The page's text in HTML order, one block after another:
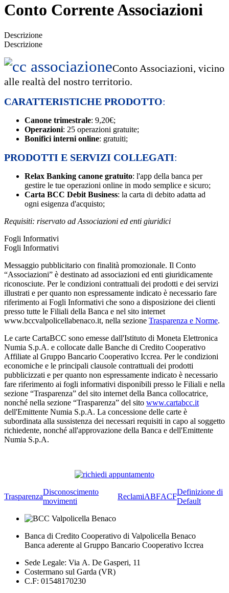
Conto Corrente Associazioni
Descrizione
Descrizione
Conto Associazioni, vicino
alle realtà del nostro territorio.
CARATTERISTICHE PRODOTTO:
Canone trimestrale: 9,20€;
Operazioni: 25 operazioni gratuite;
Bonifici interni online: gratuiti;
PRODOTTI E SERVIZI COLLEGATI:
Relax Banking canone gratuito: l'app della banca per
gestire le tue operazioni online in modo semplice e sicuro;
Carta BCC Debit Business: la carta di debito adatta ad
ogni esigenza d'acquisto;
Requisiti: riservato ad Associazioni ed enti giuridici
Fogli Informativi
Fogli Informativi
Messaggio pubblicitario con finalità promozionale. Il Conto
“Associazioni” è destinato ad associazioni ed enti giuridicamente
riconosciute. Per le condizioni contrattuali dei prodotti e dei servizi
illustrati e per quanto non espressamente indicato è necessario fare
riferimento ai Fogli Informativi che sono a disposizione dei clienti
presso tutte le Filiali della Banca e nel sito internet
www.bccvalpolicellabenaco.it, nella sezione Trasparenza e Norme.
Le carte CartaBCC sono emesse dall'Istituto di Moneta Elettronica
Numia S.p.A. e collocate dalle Banche di Credito Cooperativo
Affiliate al Gruppo Bancario Cooperativo Iccrea. Per le condizioni
economiche e le principali clausole contrattuali dei prodotti
pubblicizzati e per quanto non espressamente indicato è necessario
fare riferimento ai fogli informativi disponibili presso le Filiali e nella
sezione “Trasparenza” del sito internet della Banca collocatrice,
nonché nella sezione “Trasparenza” del sito www.cartabcc.it
dell'Emittente Numia S.p.A. La concessione delle carte è
subordinata alla sussistenza dei necessari requisiti in capo al soggetto
richiedente, nonché all'approvazione della Banca e dell'Emittente
Numia S.p.A.
Trasparenza
Disconoscimento
movimenti
ReclamiABFACF
Definizione di
Default
Banca di Credito Cooperativo di Valpolicella Benaco
Banca aderente al Gruppo Bancario Cooperativo Iccrea
Sede Legale: Via A. De Gasperi, 11
Costermano sul Garda (VR)
C.F: 01548170230